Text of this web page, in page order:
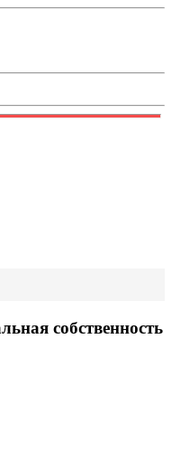
собственность